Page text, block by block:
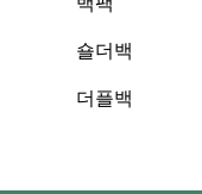
백팩
숄더백
더플백